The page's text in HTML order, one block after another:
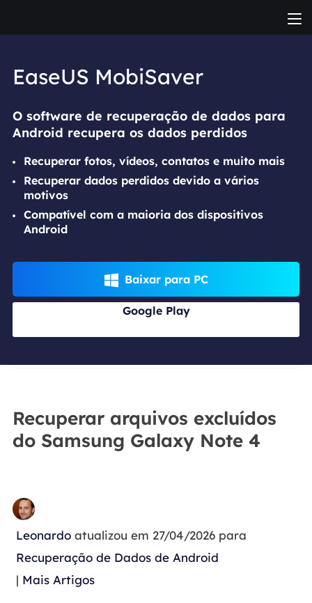
EaseUS MobiSaver
O software de recuperação de dados para
Android recupera os dados perdidos
Recuperar fotos, vídeos, contatos e muito mais
Recuperar dados perdidos devido a vários
motivos
Compatível com a maioria dos dispositivos
Android
 Baixar para PC
Google Play
Recuperar arquivos excluídos
do Samsung Galaxy Note 4
Leonardoatualizou em 27/04/2026 para
Recuperação de Dados de Android
| Mais Artigos